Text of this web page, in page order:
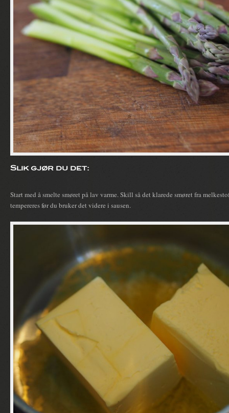
Slik gjør du det:
Start med å smelte smøret på lav varme. Skill så det klarede smøret fra
tempereres før du bruker det videre i sausen.